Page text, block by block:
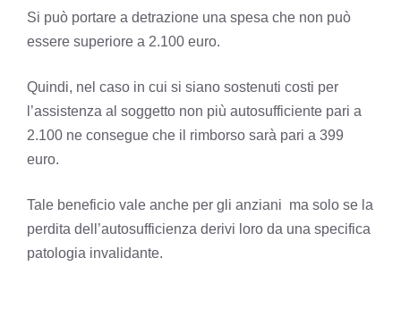
Si può portare a detrazione una spesa che non può
essere superiore a 2.100 euro.
Quindi, nel caso in cui si siano sostenuti costi per
l’assistenza al soggetto non più autosufficiente pari a
2.100 ne consegue che il rimborso sarà pari a 399
euro.
Tale beneficio vale anche per gli anziani ma solo se la
perdita dell’autosufficienza derivi loro da una specifica
patologia invalidante.